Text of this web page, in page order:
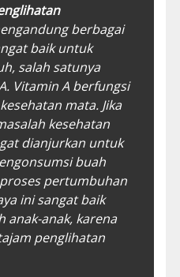
berbagai
baik untuk
salah satunya
Vitamin A berfungsi
mata. Jika
kesehatan
dianjurkan untuk
buah
pertumbuhan
ini sangat baik
anak-anak, karena
penglihatan